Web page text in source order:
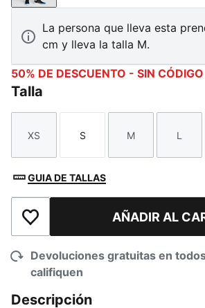
La persona que lleva esta
cm y lleva la talla M.
50% DE DESCUENTO - SIN CÓDIGO
Talla
Talla
XS
Talla
S
Talla
M
Talla
L
GUIA DE TALLAS
Añadir a la lista de deseos
AÑADIR AL
Devoluciones gratuitas en
califiquen
Descripción